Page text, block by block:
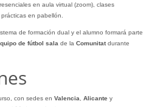
en aula virtual (zoom), clases
en pabellón.
de formación dual y el alumno formará parte
de fútbol sala de la Comunitatdurante
con sedes en Valencia Alicantey